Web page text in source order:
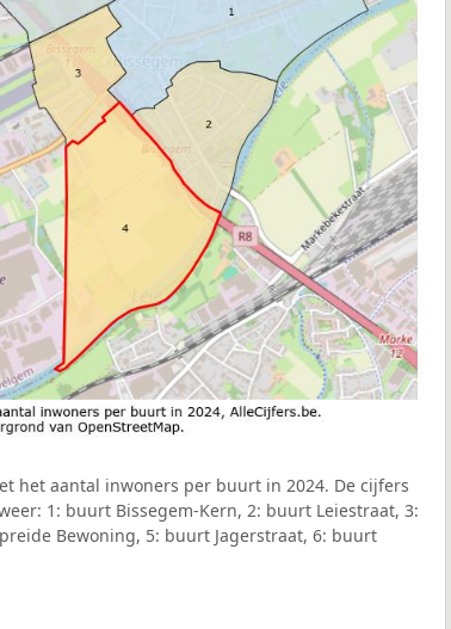
het aantal inwoners per buurt in 2024. De cijfers
1: buurt Bissegem-Kern, 2: buurt Leiestraat, 3:
Bewoning, 5: buurt Jagerstraat, 6: buurt